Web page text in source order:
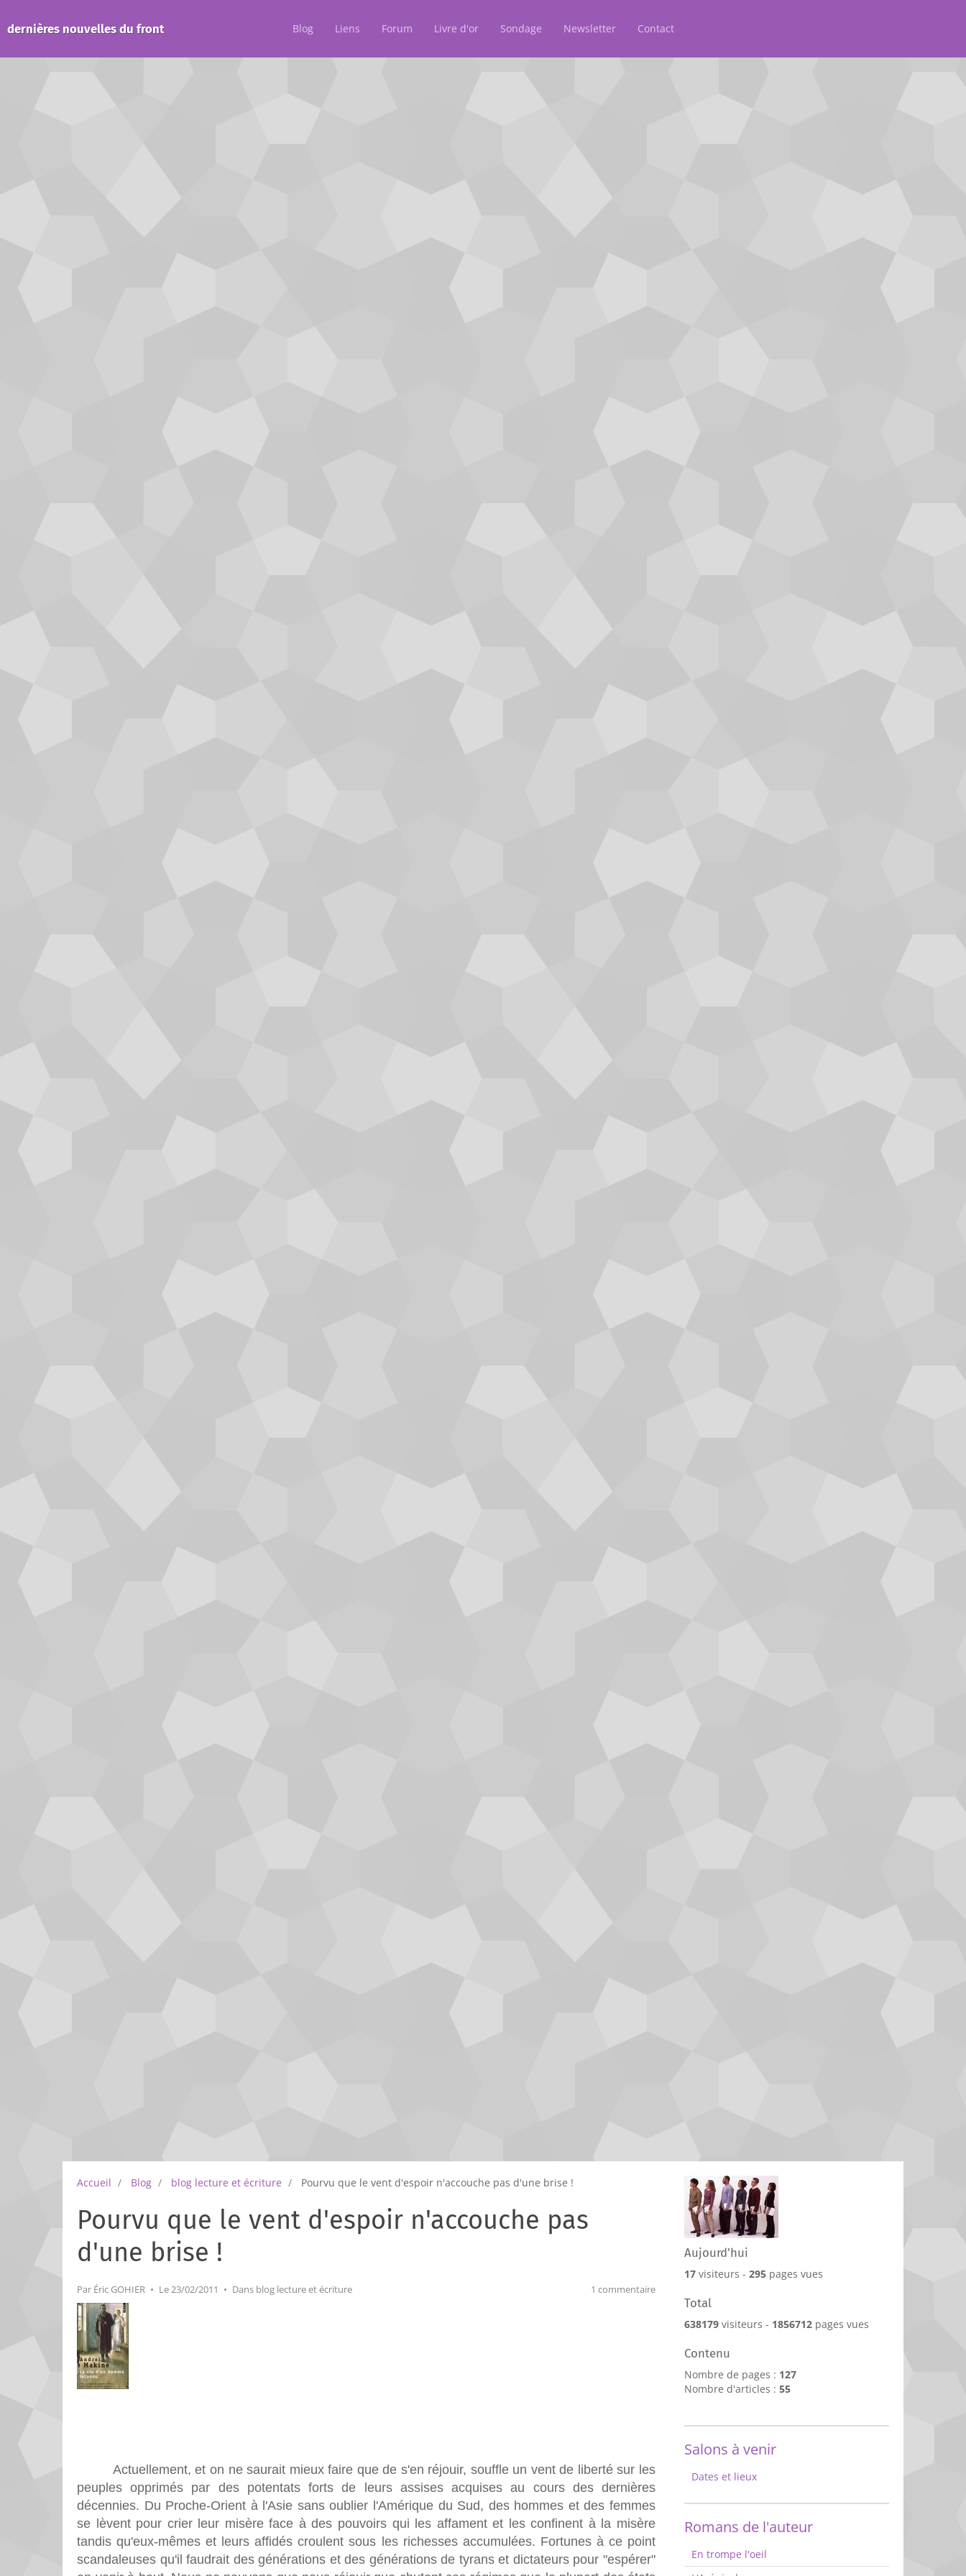
dernières nouvelles du front Blog Liens Forum Livre d'or Sondage Newsletter Contact
Accueil Blog blog lecture et écriture Pourvu que le vent d'espoir n'accouche pas d'une brise !
Pourvu que le vent d'espoir n'accouche pas
d'une brise !
Par Éric GOHIER Le 23/02/2011 Dans blog lecture et écriture 1 commentaire
Actuellement, et on ne saurait mieux faire que de s'en réjouir, souffle un vent de liberté sur les
peuples opprimés par des potentats forts de leurs assises acquises au cours des dernières
décennies. Du Proche-Orient à l'Asie sans oublier l'Amérique du Sud, des hommes et des femmes
se lèvent pour crier leur misère face à des pouvoirs qui les affament et les confinent à la misère
tandis qu'eux-mêmes et leurs affidés croulent sous les richesses accumulées. Fortunes à ce point
scandaleuses qu'il faudrait des générations et des générations de tyrans et dictateurs pour "espérer"
Aujourd'hui
17 visiteurs - 295 pages vues
Total
638179 visiteurs - 1856712 pages vues
Contenu
Nombre de pages : 127
Nombre d'articles : 55
Salons à venir
Dates et lieux
Romans de l'auteur
En trompe l'oeil